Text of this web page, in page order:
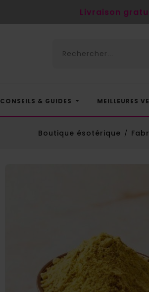
Livraison
CONSEILS & GUIDES MEILLEURES
Boutique ésotérique